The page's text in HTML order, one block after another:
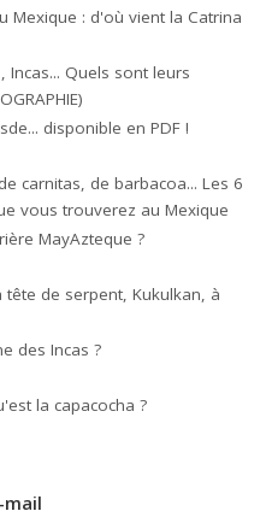
Mexique : d'où vient la Catrina
Incas... Quels sont leurs
disponible en PDF !
carnitas, de barbacoa... Les 6
vous trouverez au Mexique
MayAzteque ?
tête de serpent, Kukulkan, à
des Incas ?
la capacocha ?
mail